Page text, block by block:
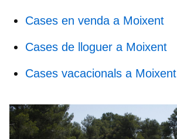
Cases en venda a Moixent
Cases de lloguer a Moixent
Cases vacacionals a Moixent